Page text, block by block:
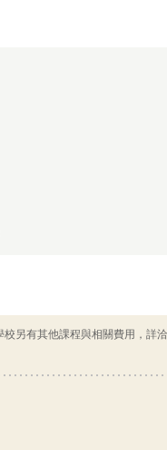
另有其他課程與相關費用，詳洽